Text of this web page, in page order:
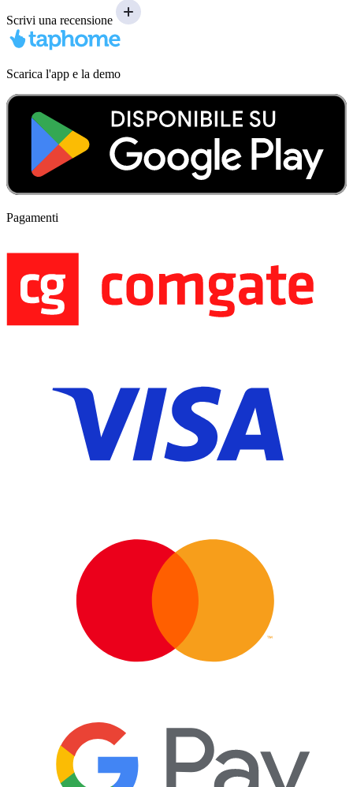
Scrivi una recensione
Scarica l'app e la demo
Pagamenti